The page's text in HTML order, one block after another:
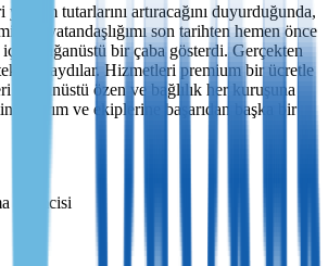
tutarlarını artıracağını duyurduğunda,
vatandaşlığımı son tarihten hemen önce
için olağanüstü bir çaba gösterdi. Gerçekten
tek firmaydılar. Hizmetleri premium bir ücretle
olağanüstü özen ve bağlılık her kuruşuna
ve ekiplerine başarıdan başka bir
bilimcisi